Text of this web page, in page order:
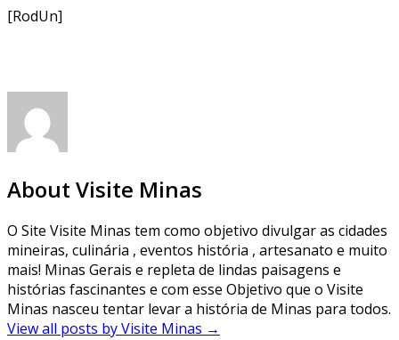
[RodUn]
About Visite Minas
O Site Visite Minas tem como objetivo divulgar as cidades
mineiras, culinária , eventos história , artesanato e muito
mais! Minas Gerais e repleta de lindas paisagens e
histórias fascinantes e com esse Objetivo que o Visite
Minas nasceu tentar levar a história de Minas para todos.
View all posts by Visite Minas →